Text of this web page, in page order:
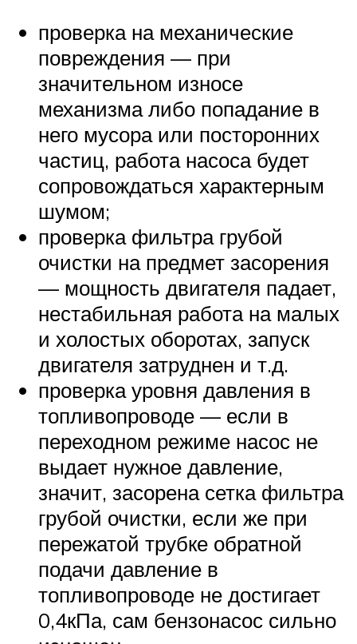
проверка на механические
повреждения — при
значительном износе
механизма либо попадание в
него мусора или посторонних
частиц, работа насоса будет
сопровождаться характерным
шумом;
проверка фильтра грубой
очистки на предмет засорения
— мощность двигателя падает,
нестабильная работа на малых
и холостых оборотах, запуск
двигателя затруднен и т.д.
проверка уровня давления в
топливопроводе — если в
переходном режиме насос не
выдает нужное давление,
значит, засорена сетка фильтра
грубой очистки, если же при
пережатой трубке обратной
подачи давление в
топливопроводе не достигает
0,4кПа, сам бензонасос сильно